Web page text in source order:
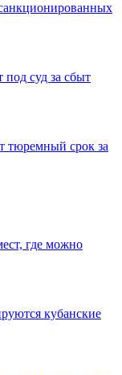
под суд за сбыт
тюремный срок за
где можно
кубанские